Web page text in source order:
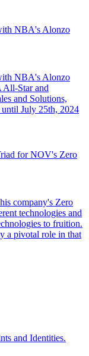
NBA's Alonzo
NBA's Alonzo
All-Star and
and Solutions,
July 25th, 2024
for NOV's Zero
company's Zero
technologies and
to fruition.
a pivotal role in that
and Identities.